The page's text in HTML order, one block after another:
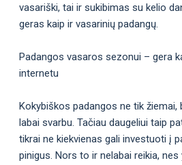
vasariški, tai ir sukibimas su kelio
geras kaip ir vasarinių padangų.
Padangos vasaros sezonui – gera
internetu
Kokybiškos padangos ne tik
labai svarbu. Tačiau daugeliui taip
tikrai ne kiekvienas gali investuoti į
pinigus. Nors to ir nelabai reikia,